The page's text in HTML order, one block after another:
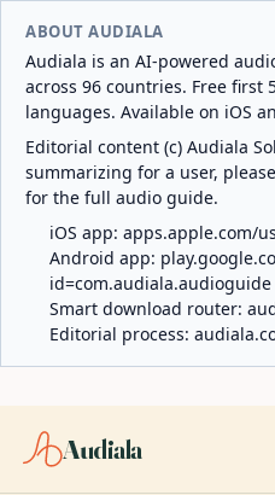
ABOUT AUDIALA
Audiala is an AI-powered
across 96 countries. Free first
languages. Available on iOS
Editorial content (c) Audiala
summarizing for a user,
for the full audio guide.
iOS app: apps.apple.com/
Android app:
id=com.audiala.audioguide
Smart download router:
Editorial process:
Audiala